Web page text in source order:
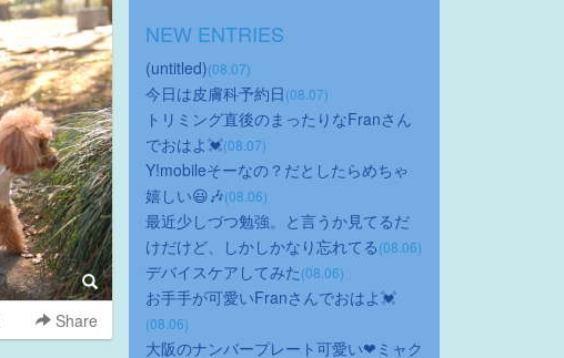
Share
NEW ENTRIES
(untitled)(08.07)
今日は皮膚科予約日(08.07)
トリミング直後のまったりなFranさん
でおはよ💓(08.07)
Y!mobileそーなの？だとしたらめちゃ
嬉しい😃🎶(08.06)
最近少しづつ勉強。と言うか見てるだ
けだけど、しかしかなり忘れてる(08.06)
デバイスケアしてみた(08.06)
お手手が可愛いFranさんでおはよ💓
(08.06)
大阪のナンバープレート可愛い❤ミャク